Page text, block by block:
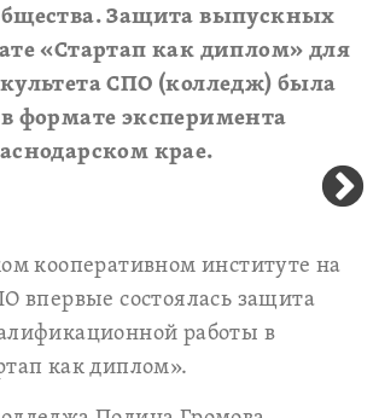
Защита выпускных
«Стартап как диплом» для
СПО (колледж) была
формате эксперимента
крае.
кооперативном институте на
впервые состоялась защита
работы в
как диплом».